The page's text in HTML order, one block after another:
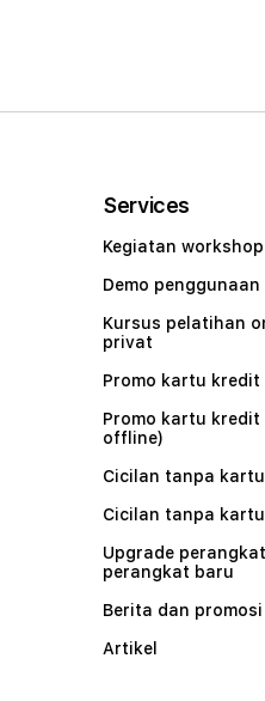
Services
Kegiatan workshop
Demo penggunaan
Kursus pelatihan
privat
Promo kartu kredit
Promo kartu kredit
offline)
Cicilan tanpa
Cicilan tanpa
Upgrade
perangkat baru
Berita dan promosi
Artikel